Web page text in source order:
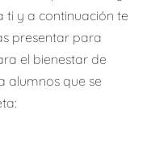
y a continuación te
presentar para
el bienestar de
alumnos que se